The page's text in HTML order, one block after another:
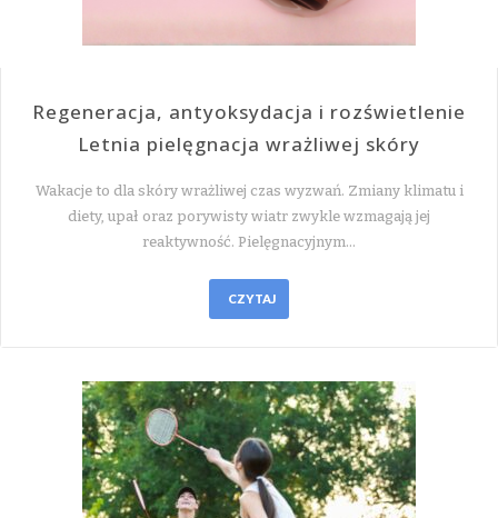
Regeneracja, antyoksydacja i rozświetlenie
Letnia pielęgnacja wrażliwej skóry
Wakacje to dla skóry wrażliwej czas wyzwań. Zmiany klimatu i
diety, upał oraz porywisty wiatr zwykle wzmagają jej
reaktywność. Pielęgnacyjnym…
CZYTAJ